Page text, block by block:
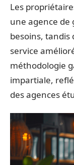
Les
une agence de
besoins, tandis
service
méthodologie
impartiale,
des agences